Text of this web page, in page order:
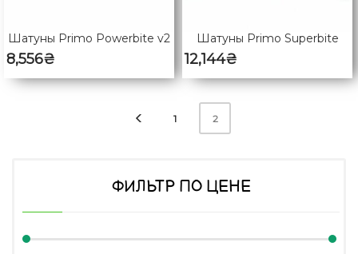
Шатуны Primo Powerbite v2
8,556₴
Шатуны Primo Superbite
12,144₴
1 2
ФИЛЬТР ПО ЦЕНЕ